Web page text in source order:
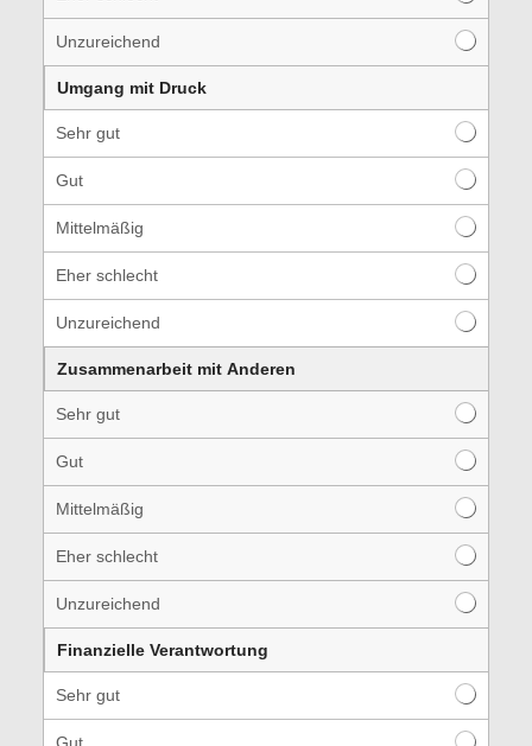
Unzureichend
Umgang mit Druck
Sehr gut
Gut
Mittelmäßig
Eher schlecht
Unzureichend
Zusammenarbeit mit Anderen
Sehr gut
Gut
Mittelmäßig
Eher schlecht
Unzureichend
Finanzielle Verantwortung
Sehr gut
Gut